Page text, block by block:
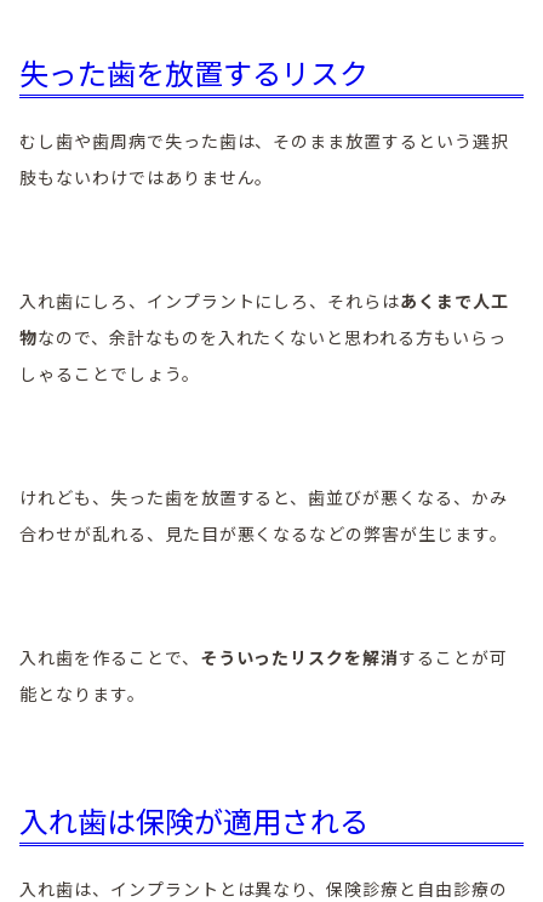
失った歯を放置するリスク
むし歯や歯周病で失った歯は、そのまま放置するという選択
肢もないわけではありません。
入れ歯にしろ、インプラントにしろ、それらはあくまで人工
物なので、余計なものを入れたくないと思われる方もいらっ
しゃることでしょう。
けれども、失った歯を放置すると、歯並びが悪くなる、かみ
合わせが乱れる、見た目が悪くなるなどの弊害が生じます。
入れ歯を作ることで、 そういったリスクを解消することが可
能となります。
入れ歯は保険が適用される
入れ歯は、インプラントとは異なり、保険診療と自由診療の